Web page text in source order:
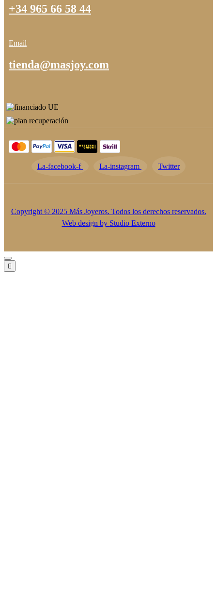
+34 965 66 58 44
Email
tienda@masjoy.com
La-facebook-f La-instagram Twitter
Copyright © 2025 Más Joyeros. Todos los derechos reservados.
Web design by Studio Externo
